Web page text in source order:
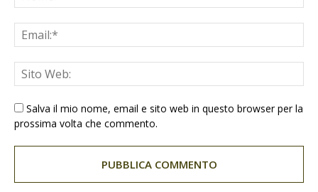
Salva il mio nome, email e sito web in questo browser per la
prossima volta che commento.